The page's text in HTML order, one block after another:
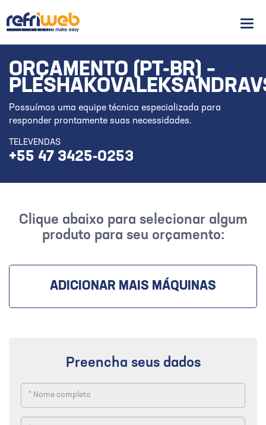
ORÇAMENTO (PT-BR) –
Possuímos uma equipe técnica especializada para
responder prontamente suas necessidades.
TELEVENDAS
+55 47 3425-0253
Clique abaixo para selecionar algum
produto para seu orçamento:
ADICIONAR MAIS MÁQUINAS
Preencha seus dados